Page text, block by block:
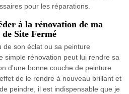
pour les réparations.
à la rénovation de ma
Site Fermé
de son éclat ou sa peinture
simple rénovation peut lui rendre sa
d'une bonne couche de peinture
de le rendre à nouveau brillant et
peindre, il est indispensable que je